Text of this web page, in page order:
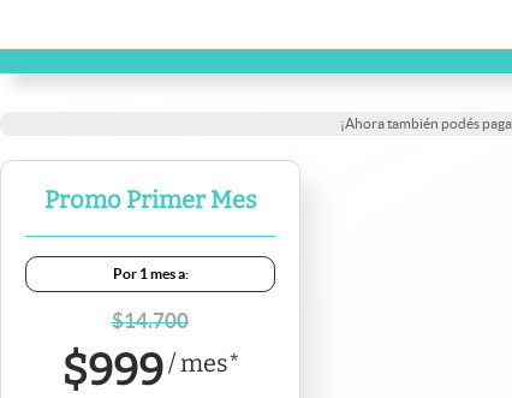
¡Ahora también podés
Promo Primer Mes
Por 1 mes a:
$14.700
$999/mes*